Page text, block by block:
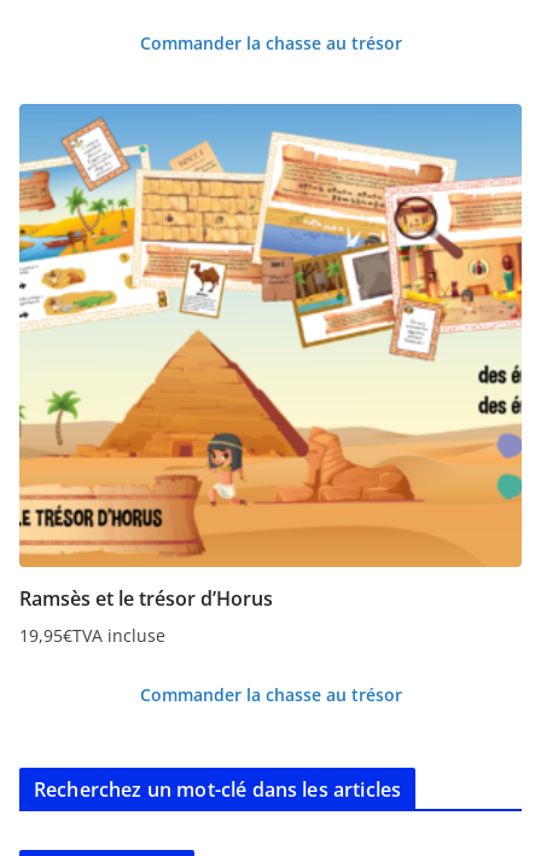
Commander la chasse au trésor
Ramsès et le trésor d’Horus
19,95€TVA incluse
Commander la chasse au trésor
Recherchez un mot-clé dans les articles